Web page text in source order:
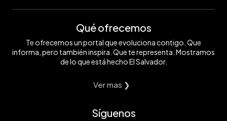
Qué ofrecemos
Te ofrecemos un portal que evoluciona contigo. Que
informa, pero también inspira. Que te representa. Mostramos
de lo que está hecho El Salvador.
Ver mas ❯
Síguenos